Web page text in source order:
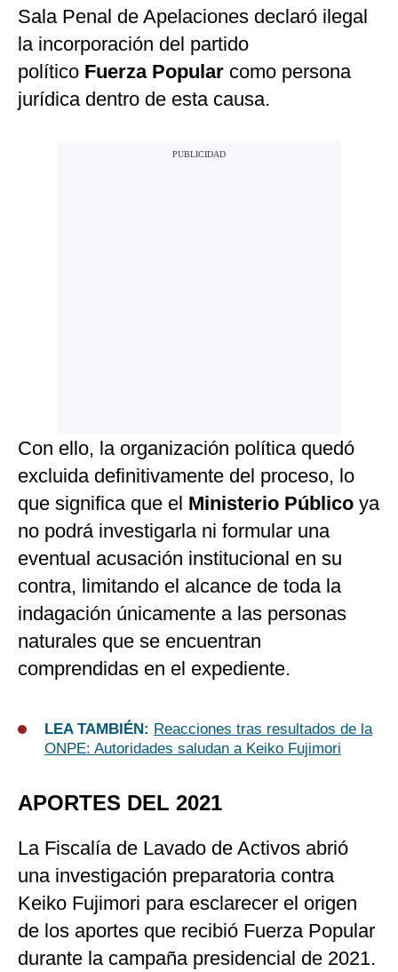
Sala Penal de Apelaciones declaró ilegal
la incorporación del partido
político Fuerza Popular como persona
jurídica dentro de esta causa.
Con ello, la organización política quedó
excluida definitivamente del proceso, lo
que significa que el Ministerio Público ya
no podrá investigarla ni formular una
eventual acusación institucional en su
contra, limitando el alcance de toda la
indagación únicamente a las personas
naturales que se encuentran
comprendidas en el expediente.
LEA TAMBIÉN: Reacciones tras resultados de la
ONPE: Autoridades saludan a Keiko Fujimori
APORTES DEL 2021
La Fiscalía de Lavado de Activos abrió
una investigación preparatoria contra
Keiko Fujimori para esclarecer el origen
de los aportes que recibió Fuerza Popular
durante la campaña presidencial de 2021.